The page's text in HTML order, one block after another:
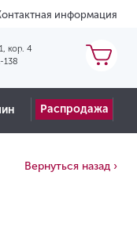
информация
кор. 4
138
Распродажа
Вернуться назад ›